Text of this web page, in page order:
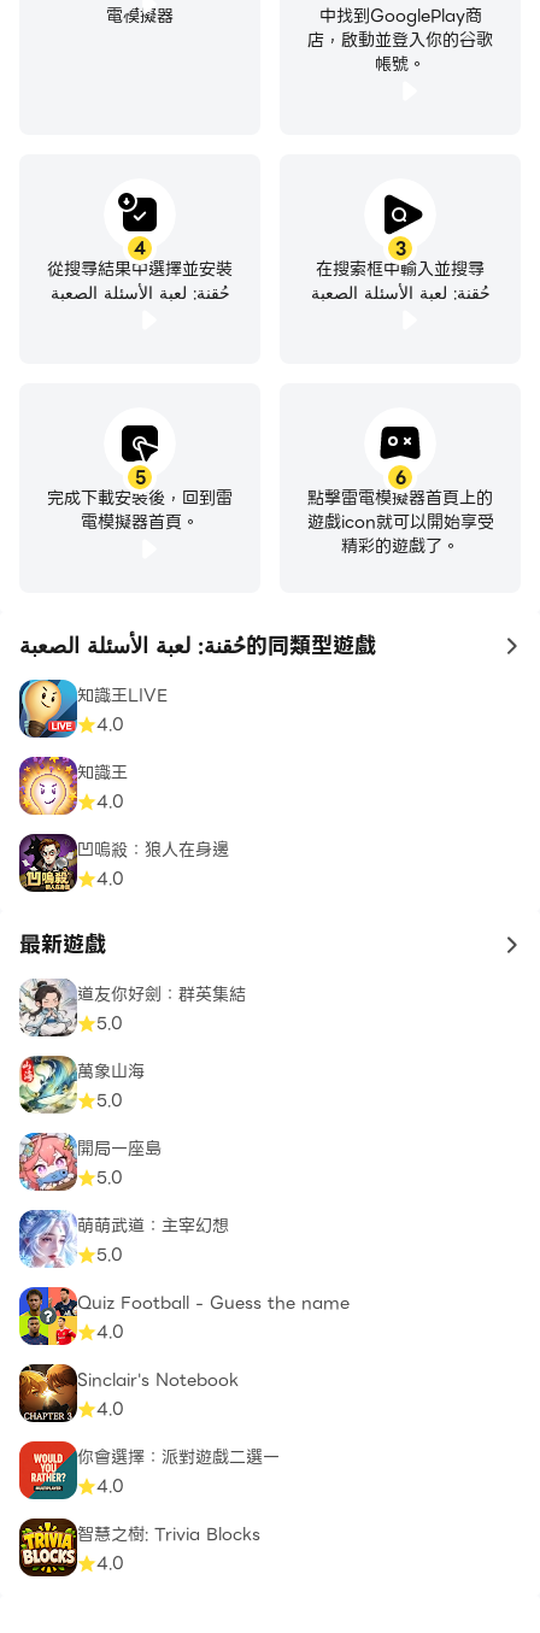
電模擬器
中找到GooglePlay商
店，啟動並登入你的谷歌
帳號。
3
在搜索框中輸入並搜尋
حُقنة: لعبة الأسئلة الصعبة
4
從搜尋結果中選擇並安裝
حُقنة: لعبة الأسئلة الصعبة
5
完成下載安裝後，回到雷
電模擬器首頁。
6
點擊雷電模擬器首頁上的
遊戲icon就可以開始享受
精彩的遊戲了。
حُقنة: لعبة الأسئلة الصعبة的同類型遊戲 to
知識王LIVE
4.0
知識王
4.0
凹嗚殺：狼人在身邊
4.0
最新遊戲 to
道友你好劍：群英集結
5.0
萬象山海
5.0
開局一座島
5.0
萌萌武道：主宰幻想
5.0
Quiz Football - Guess the name
4.0
Sinclair's Notebook
4.0
你會選擇：派對遊戲二選一
4.0
智慧之樹: Trivia Blocks
4.0